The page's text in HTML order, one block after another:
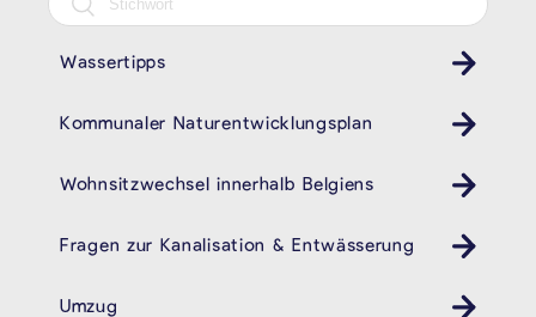
Wassertipps
Kommunaler Naturentwicklungsplan
Wohnsitzwechsel innerhalb Belgiens
Fragen zur Kanalisation & Entwässerung
Umzug